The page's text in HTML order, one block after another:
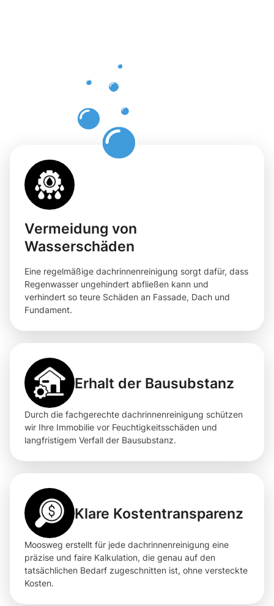
Vermeidung von
Wasserschäden
Eine regelmäßige dachrinnenreinigung sorgt dafür, dass
Regenwasser ungehindert abfließen kann und
verhindert so teure Schäden an Fassade, Dach und
Fundament.
Erhalt der Bausubstanz
Durch die fachgerechte dachrinnenreinigung schützen
wir Ihre Immobilie vor Feuchtigkeitsschäden und
langfristigem Verfall der Bausubstanz.
Klare Kostentransparenz
Moosweg erstellt für jede dachrinnenreinigung eine
präzise und faire Kalkulation, die genau auf den
tatsächlichen Bedarf zugeschnitten ist, ohne versteckte
Kosten.